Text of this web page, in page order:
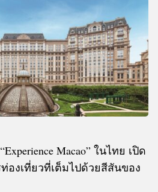
Macao” ในไทย เปิด
องเที่ยวที่เต็มไปด้วยสีสันของ